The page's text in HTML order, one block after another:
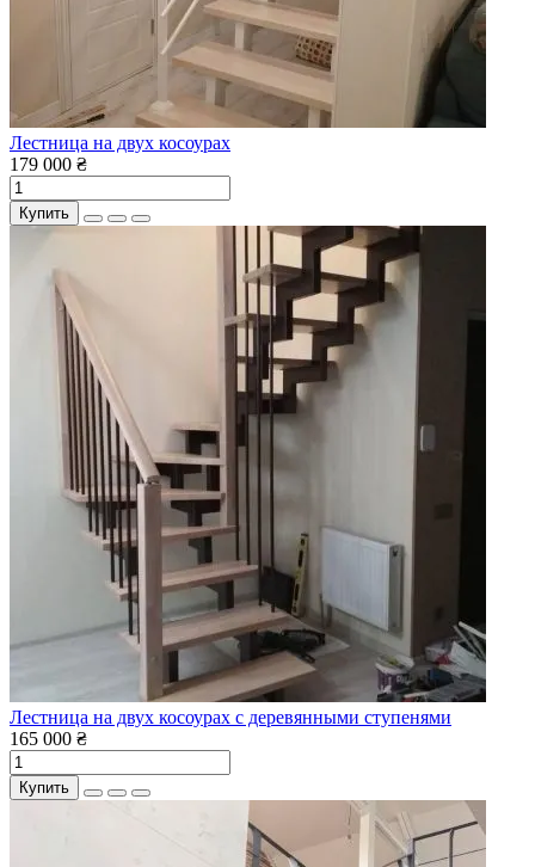
Лестница на двух косоурах
179 000 ₴
Купить
Лестница на двух косоурах с деревянными ступенями
165 000 ₴
Купить